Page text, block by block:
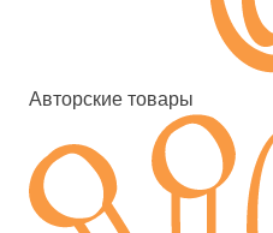
Авторские товары